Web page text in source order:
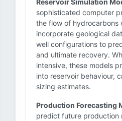
Reservoir Simulation
sophisticated computer
the flow of hydrocarbons
incorporate geological
well configurations to
and ultimate recovery.
intensive, these models
into reservoir behaviour,
sizing estimates.
Production Forecasting
predict future production